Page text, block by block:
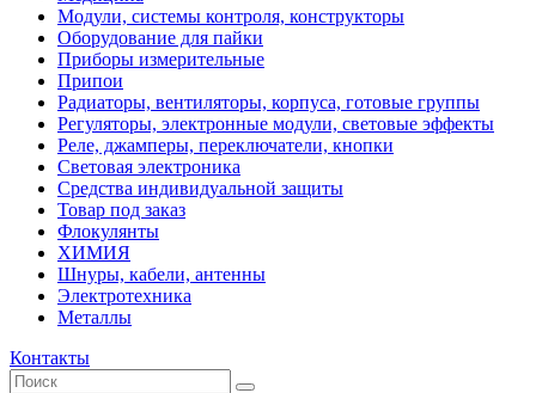
Модули, системы контроля, конструкторы
Оборудование для пайки
Приборы измерительные
Припои
Радиаторы, вентиляторы, корпуса, готовые группы
Регуляторы, электронные модули, световые эффекты
Реле, джамперы, переключатели, кнопки
Световая электроника
Средства индивидуальной защиты
Товар под заказ
Флокулянты
ХИМИЯ
Шнуры, кабели, антенны
Электротехника
Металлы
Контакты